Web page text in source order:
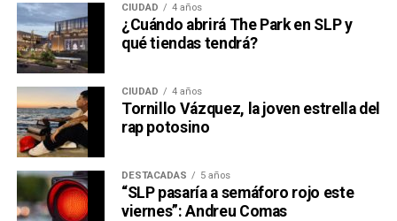
CIUDAD 4 años
¿Cuándo abrirá The Park en SLP y
qué tiendas tendrá?
CIUDAD 4 años
Tornillo Vázquez, la joven estrella del
rap potosino
DESTACADAS 5 años
“SLP pasaría a semáforo rojo este
viernes”: Andreu Comas